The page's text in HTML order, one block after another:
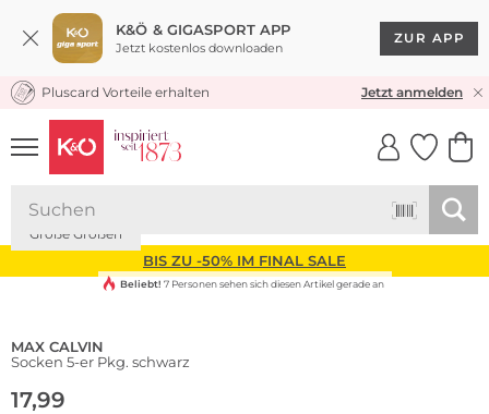
K&Ö & GIGASPORT APP
Jetzt kostenlos downloaden
ZUR APP
KOSTENLOSER VERSAND* & RÜCKVERSAND
Pluscard Vorteile erhalten Jetzt anmelden
UNSERE APP
CLICK &
BIS ZU -50% IM FINAL SALE
Multi Pack
Große Größen
Beliebt! 7 Personen sehen sich diesen Artikel gerade an
MAX CALVIN
Socken 5-er Pkg. schwarz
17,99